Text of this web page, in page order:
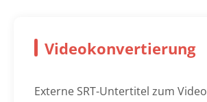
Videokonvertierung
Externe SRT-Untertitel zum Video